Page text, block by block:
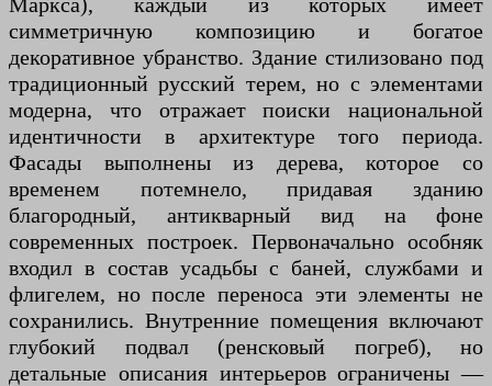
симметричную композицию и богатое
декоративное убранство. Здание стилизовано под
традиционный русский терем, но с элементами
модерна, что отражает поиски национальной
идентичности в архитектуре того периода.
Фасады выполнены из дерева, которое со
временем потемнело, придавая зданию
благородный, антикварный вид на фоне
современных построек. Первоначально особняк
входил в состав усадьбы с баней, службами и
флигелем, но после переноса эти элементы не
сохранились. Внутренние помещения включают
глубокий подвал (ренсковый погреб), но
детальные описания интерьеров ограничены —